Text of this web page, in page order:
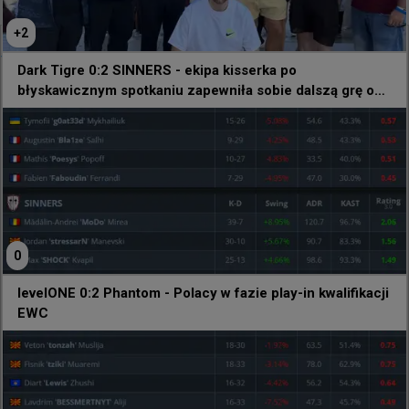
Kiedy turniej PUBG Mobile odbywa się tuż obok
otwartych kwalifikacji w CS-a na EWC 🔊😲
+2
Dark Tigre 0:2 SINNERS - ekipa kisserka po
błyskawicznym spotkaniu zapewniła sobie dalszą grę o
EWC
0
levelONE 0:2 Phantom - Polacy w fazie play-in kwalifikacji
EWC